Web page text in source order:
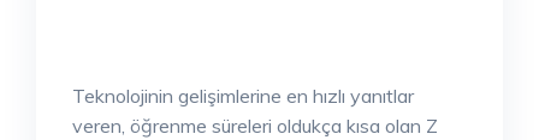
Teknolojinin gelişimlerine en hızlı yanıtlar
veren, öğrenme süreleri oldukça kısa olan Z